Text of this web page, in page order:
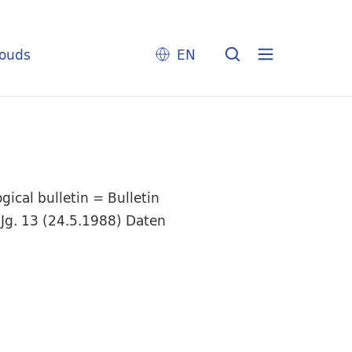
EN
bulletin = Bulletin
13 (24.5.1988) Daten